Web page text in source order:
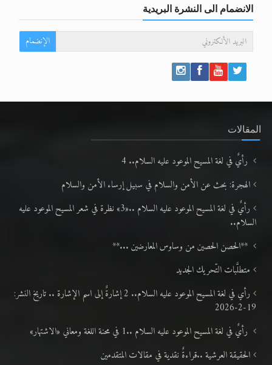
الانضمام الى النشرة البريدية
الإنضمام
المقالات
رأيٌ في لغة المسيح الموعود عليه السلام.. 4
الهجرة: بحث عن الأمن والسلام في سبيل إرساء الأمن والسلام
رأيٌ في لغة المسيح الموعود عليه السلام ..«3» نظرة في شعر المسيح الموعود عليه
السلام..
**الحصن الحصين من وساوس المعارضين ...**
متطلَّبات التّحريك الجديد
رأي في لغة المسيح الموعود عليه السلام.. 2 إشارةٌ إلى اسم الإشارة .. تاريخ النشر:
19-2-2026
رأيٌ في لغة المسيح الموعود عليه السلام ..1 في محنة اللغة ومعاني «الاشتهار»
الحقيقة العرشية ..قراءةٌ نقدية في مقالات المتقدمين